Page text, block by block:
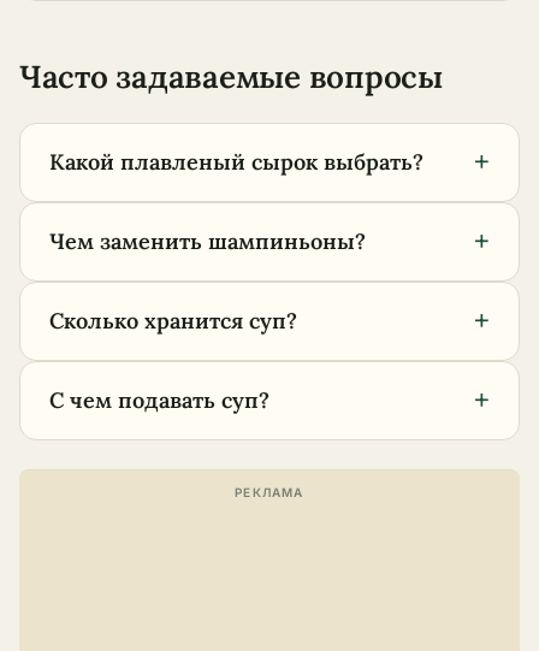
Часто задаваемые вопросы
Какой плавленый сырок выбрать? +
Чем заменить шампиньоны? +
Сколько хранится суп? +
С чем подавать суп? +